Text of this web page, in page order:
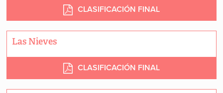
CLASIFICACIÓN FINAL
Las Nieves
CLASIFICACIÓN FINAL